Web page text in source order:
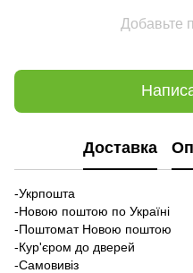
Добавьте
Доставка
-Укрпошта
-Новою поштою по Україні
-Поштомат Новою поштою
-Кур'єром до дверей
-Самовивіз